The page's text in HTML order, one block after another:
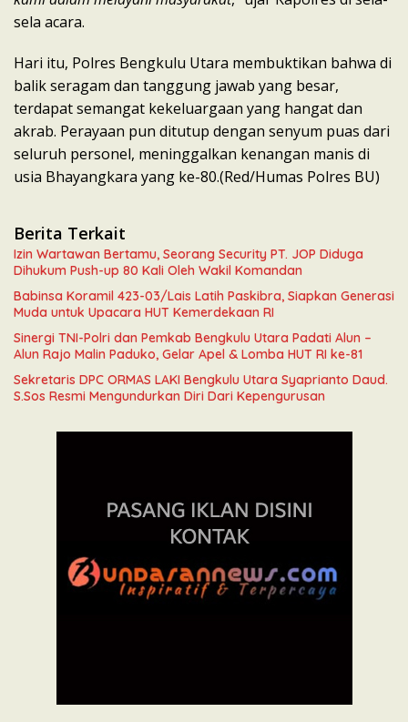
sela acara.
​Hari itu, Polres Bengkulu Utara membuktikan bahwa di
balik seragam dan tanggung jawab yang besar,
terdapat semangat kekeluargaan yang hangat dan
akrab. Perayaan pun ditutup dengan senyum puas dari
seluruh personel, meninggalkan kenangan manis di
usia Bhayangkara yang ke-80.(Red/Humas Polres BU)
Berita Terkait
Izin Wartawan Bertamu, Seorang Security PT. JOP Diduga
Dihukum Push-up 80 Kali Oleh Wakil Komandan
Babinsa Koramil 423-03/Lais Latih Paskibra, Siapkan Generasi
Muda untuk Upacara HUT Kemerdekaan RI
Sinergi TNI-Polri dan Pemkab Bengkulu Utara Padati Alun –
Alun Rajo Malin Paduko, Gelar Apel & Lomba HUT RI ke-81
Sekretaris DPC ORMAS LAKI Bengkulu Utara Syaprianto Daud.
S.Sos Resmi Mengundurkan Diri Dari Kepengurusan